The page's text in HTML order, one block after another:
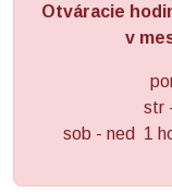
Otváracie
v
str
sob - ned 1